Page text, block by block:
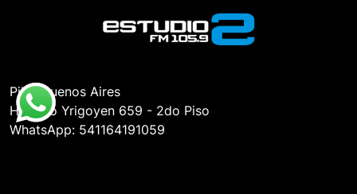
Pilar, Buenos Aires
Hipólito Yrigoyen 659 - 2do Piso
WhatsApp: 541164191059